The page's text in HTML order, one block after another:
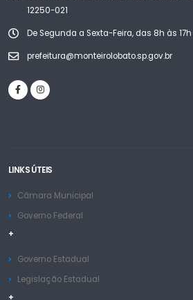
12250-021
De Segunda a Sexta-Feira, das 8h às 17h
prefeitura@monteirolobato.sp.gov.br
LINKS ÚTEIS
Câmara Municipal
Governo Federal
+
Governo Estadual
Legislação Estadual
+